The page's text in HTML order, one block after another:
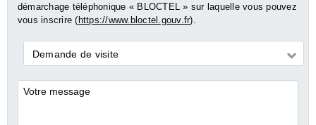
démarchage téléphonique « BLOCTEL » sur laquelle vous pouvez
vous inscrire ( https://www.bloctel.gouv.fr).
Demande
*
Demande de visite
Commentaires